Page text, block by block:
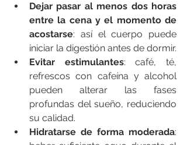
Dejar pasar al menos dos horas
entre la cena y el momento de
acostarse: así el cuerpo puede
iniciar la digestión antes de dormir.
Evitar estimulantes: café, té,
refrescos con cafeína y alcohol
pueden alterar las fases
profundas del sueño, reduciendo
su calidad.
Hidratarse de forma moderada: